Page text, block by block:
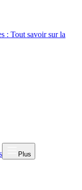
: Tout savoir sur la
Plus